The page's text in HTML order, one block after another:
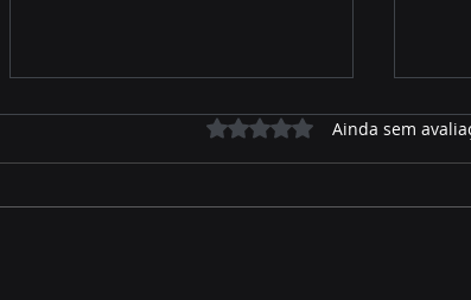
Avaliado com 0 de 5 estrelas.
Ainda sem